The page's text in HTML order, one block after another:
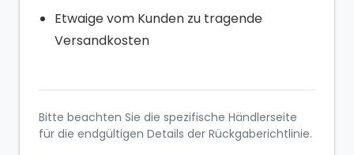
Etwaige vom Kunden zu tragende
Versandkosten
Bitte beachten Sie die spezifische Händlerseite
für die endgültigen Details der Rückgaberichtlinie.